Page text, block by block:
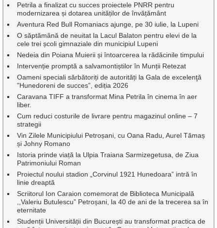
Petrila a finalizat cu succes proiectele PNRR pentru
modernizarea și dotarea unităților de învățământ
Aventura Red Bull Romaniacs ajunge, pe 30 iulie, la Lupeni
O săptămână de neuitat la Lacul Balaton pentru elevi de la
cele trei școli gimnaziale din municipiul Lupeni
Nedeia din Poiana Muierii și întoarcerea la rădăcinile timpului
Intervenție promptă a salvamontiștilor în Munții Retezat
Oameni speciali sărbătoriți de autorități la Gala de excelenţă
”Hunedoreni de succes”, ediția 2026
Caravana TIFF a transformat Mina Petrila în cinema în aer
liber.
Cum reduci costurile de livrare pentru magazinul online – 7
strategii
Vin Zilele Municipiului Petroșani, cu Oana Radu, Aurel Tămaș
și Johny Romano
Istoria prinde viață la Ulpia Traiana Sarmizegetusa, de Ziua
Patrimoniului Roman
Proiectul noului stadion „Corvinul 1921 Hunedoara” intră în
linie dreaptă
Scriitorul Ion Caraion comemorat de Biblioteca Municipală
,,Valeriu Butulescu” Petroșani, la 40 de ani de la trecerea sa în
eternitate
Studenții Universității din București au transformat practica de